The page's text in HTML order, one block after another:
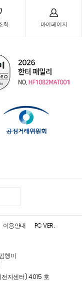
회 마이페이지
이용안내 PC VER.
김행미
자센터) 4015 호